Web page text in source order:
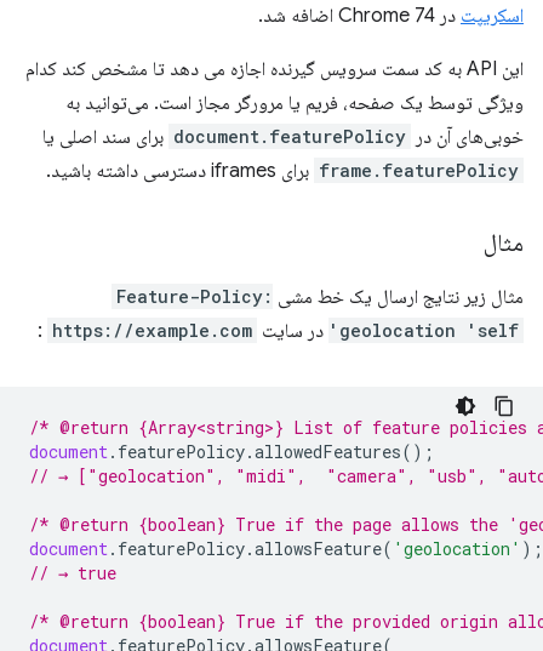
اسکریپت در Chrome 74 اضافه شد.
این API به کد سمت سرویس گیرنده اجازه می دهد تا مشخص کند کدام
ویژگی توسط یک صفحه، فریم یا مرورگر مجاز است. می‌توانید به
خوبی‌های آن در document.featurePolicy برای سند اصلی یا
frame.featurePolicy برای iframes دسترسی داشته باشید.
مثال
مثال زیر نتایج ارسال یک خط مشی Feature-Policy:
geolocation 'self'
در سایت https://example.com
:
/* @return {Array<string>} List of feature policies
document. featurePolicy.allowedFeatures();
// → ["geolocation", "midi",  "camera", "usb",
/* @return {boolean} True if the page allows the
document. featurePolicy.allowsFeature( 'geolocation' );
// → true
/* @return {boolean} True if the provided origin
document. featurePolicy.allowsFeature(